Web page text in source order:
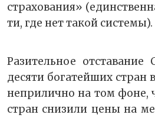
страхования»
ти, где нет такой системы).
Разительное
десяти богатейших стран
неприлично на том фоне,
стран снизили цены на